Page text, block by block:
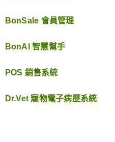
BonSale 會員管理
BonAI 智慧幫手
POS 銷售系統
Dr.Vet 寵物電子病歷系統